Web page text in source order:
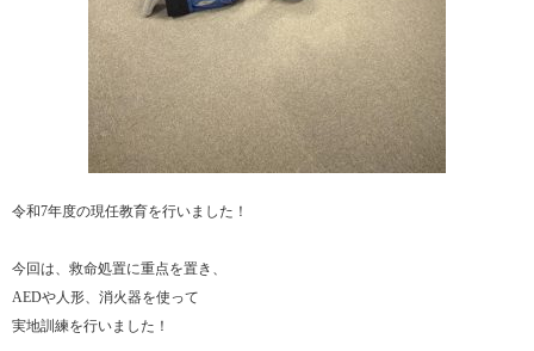
令和7年度の現任教育を行いました！
今回は、救命処置に重点を置き、
AEDや人形、消火器を使って
実地訓練を行いました！